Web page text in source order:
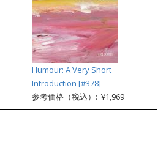
Humour: A Very Short
Introduction [#378]
参考価格（税込）: ¥1,969